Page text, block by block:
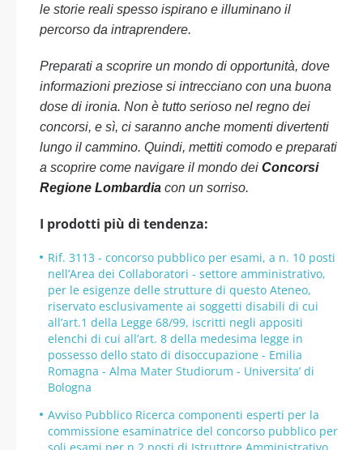
le storie reali spesso ispirano e illuminano il
percorso da intraprendere.
Preparati a scoprire un mondo di opportunità, dove
informazioni preziose si intrecciano con una buona
dose di ironia. Non è tutto serioso nel regno dei
concorsi, e sì, ci saranno anche momenti divertenti
lungo il cammino. Quindi, mettiti comodo e preparati
a scoprire come navigare il mondo dei Concorsi
Regione Lombardia con un sorriso.
I prodotti più di tendenza:
Rif. 3113 - concorso pubblico per esami, a n. 10 posti
nell’Area dei Collaboratori - settore amministrativo,
per le esigenze delle strutture di questo Ateneo,
riservato esclusivamente ai soggetti disabili di cui
all’art.1 della Legge 68/99, iscritti negli appositi
elenchi di cui all’art. 8 della medesima legge in
possesso dello stato di disoccupazione - Emilia
Romagna - Alma Mater Studiorum - Universita’ di
Bologna
Avviso Pubblico Ricerca componenti esperti per la
commissione esaminatrice del concorso pubblico per